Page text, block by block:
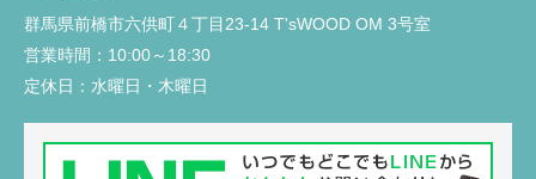
群馬県前橋市六供町４丁目23‐14 T'sWOOD OM 3号室
営業時間： 10:00～18:30
定休日： 水曜日・木曜日